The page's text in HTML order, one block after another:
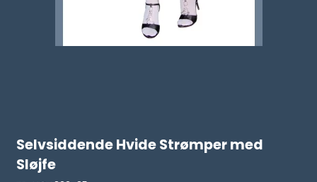
Selvsiddende Hvide Strømper med
Sløjfe